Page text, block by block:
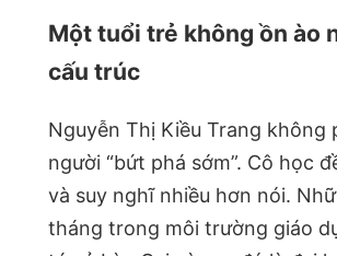
Một tuổi trẻ không ồn ào
cấu trúc
Nguyễn Thị Kiều Trang không
người “bứt phá sớm”. Cô học
và suy nghĩ nhiều hơn nói.
tháng trong môi trường giáo